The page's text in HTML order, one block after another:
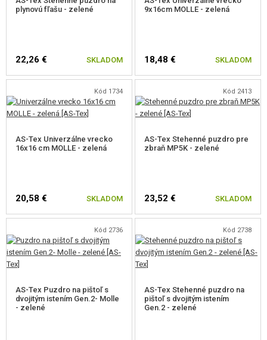
plynovú fľašu - zelené
22,26 € SKLADOM
9x16cm MOLLE - zelená
18,48 € SKLADOM
Kód 1734
AS-Tex Univerzálne vrecko
16x16 cm MOLLE - zelená
20,58 € SKLADOM
Kód 2413
AS-Tex Stehenné puzdro pre
zbraň MP5K - zelené
23,52 € SKLADOM
Kód 2736
AS-Tex Puzdro na pištoľ s
dvojitým istením Gen.2- Molle
- zelené
Kód 2738
AS-Tex Stehenné puzdro na
pištoľ s dvojitým istením
Gen.2 - zelené